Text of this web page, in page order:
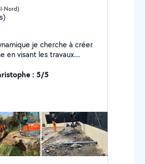
Nord)
je cherche à créer
en visant les travaux
que je me crée un
moi sa sera satisfait ou
humeur
: 5/5